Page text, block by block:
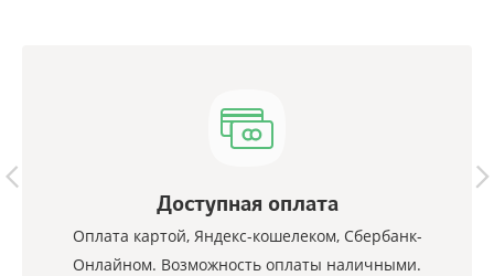
Доступная оплата
Оплата картой, Яндекс-кошелеком, Сбербанк-
Онлайном. Возможность оплаты наличными.